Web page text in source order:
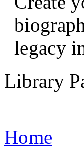
legacy
Library
Home